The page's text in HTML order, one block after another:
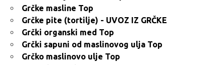
Grčke masline Top
Grčke pite (tortilje) - UVOZ IZ GRČKE
Grčki organski med Top
Grčki sapuni od maslinovog ulja Top
Grčko maslinovo ulje Top